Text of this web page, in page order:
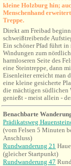
kleine Holzburg hin;
Menschenhand
Treppe.
Direkt am Freibad
schweißtreibende
Ein schöner Pfad führt in
Windungen zum
harmloseren Seite des
eine Steintreppe, dann
Eisenleiter erreicht man
eine kleine gesicherte
die mächtigen südlichen
genießt - meist allein -
Benachbarte
Prädikatsweg
(vom Felsen 5 Minuten
Anschluss)
Rundwanderung 21
(gleicher Startpunkt)
Rundwanderung 47